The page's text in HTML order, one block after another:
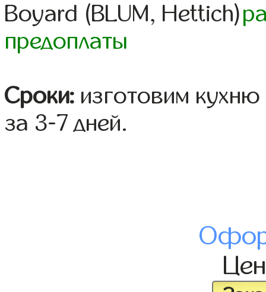
Boyard (BLUM, Hettich)
предоплаты
Сроки: изготовим
за 3-7 дней.